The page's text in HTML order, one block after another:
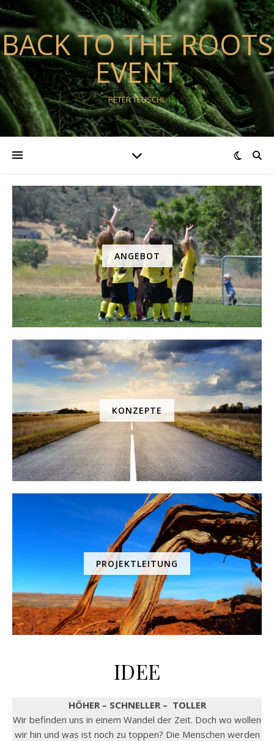
BACK TO THE ROOTS
EVENT
PETER TEUSCHL
ANGEBOT
KONZEPTE
PROJEKTLEITUNG
IDEE
HÖHER – SCHNELLER – TOLLER
Wir befinden uns in einem Wandel der Zeit. Doch wo wollen
wir hin und was ist noch zu toppen? Die Menschen werden